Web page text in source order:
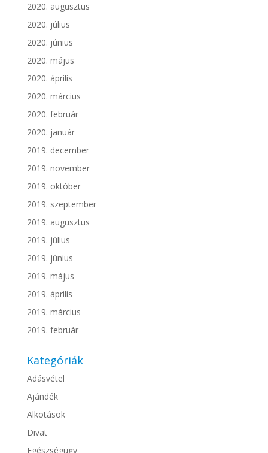
2020. augusztus
2020. július
2020. június
2020. május
2020. április
2020. március
2020. február
2020. január
2019. december
2019. november
2019. október
2019. szeptember
2019. augusztus
2019. július
2019. június
2019. május
2019. április
2019. március
2019. február
Kategóriák
Adásvétel
Ajándék
Alkotások
Divat
Egészségügy